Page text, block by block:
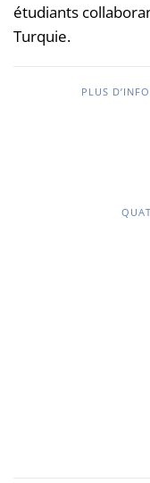
étudiants
Turquie.
PLUS